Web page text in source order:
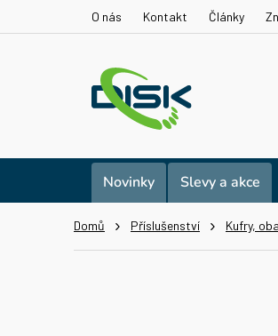
O nás Kontakt Články
Novinky Slevy a akce
Domů Příslušenství Kufry,